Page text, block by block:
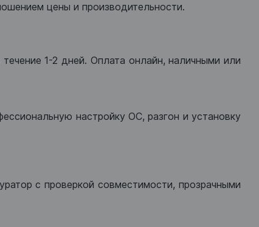
цены и производительности.
1-2 дней. Оплата онлайн, наличными или
настройку ОС, разгон и установку
с проверкой совместимости, прозрачными